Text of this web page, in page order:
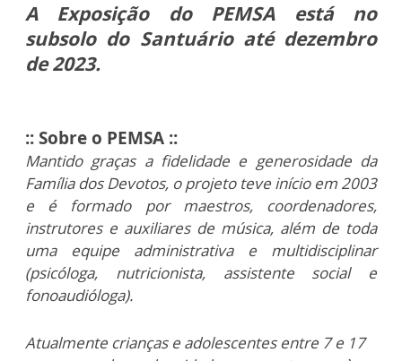
A Exposição do PEMSA está no
subsolo do Santuário até dezembro
de 2023.
:: Sobre o PEMSA ::
Mantido graças a fidelidade e generosidade da
Família dos Devotos, o projeto teve início em 2003
e é formado por maestros, coordenadores,
instrutores e auxiliares de música, além de toda
uma equipe administrativa e multidisciplinar
(psicóloga, nutricionista, assistente social e
fonoaudióloga).
Atualmente crianças e adolescentes entre 7 e 17